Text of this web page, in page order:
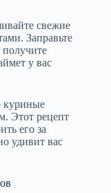
свежие
Заправьте
у вас
куриные
Этот рецепт
его за
удивит вас